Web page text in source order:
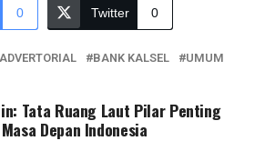
0 Twitter 0
BANK KALSEL UMUM
Tata Ruang Laut Pilar Penting
Depan Indonesia